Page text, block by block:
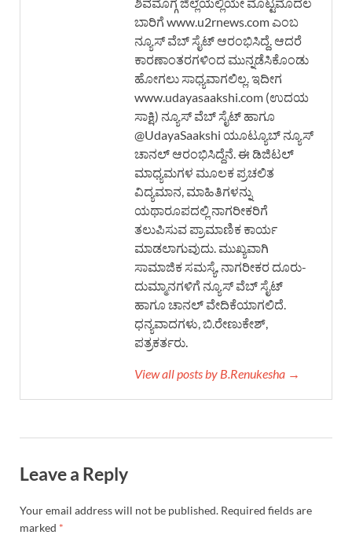
ಶಿವಮೊಗ್ಗ ಜಿಲ್ಲೆಯಲ್ಲಿಯೇ ಮೊಟ್ಟಮೊದಲ
ಬಾರಿಗೆ www.u2rnews.com ಎಂಬ
ನ್ಯೂಸ್ ವೆಬ್ ಸೈಟ್ ಆರಂಭಿಸಿದ್ದೆ. ಆದರೆ
ಕಾರಣಾಂತರಗಳಿಂದ ಮುನ್ನಡೆಸಿಕೊಂಡು
ಹೋಗಲು ಸಾಧ್ಯವಾಗಲಿಲ್ಲ. ಇದೀಗ
www.udayasaakshi.com (ಉದಯ
ಸಾಕ್ಷಿ) ನ್ಯೂಸ್ ವೆಬ್ ಸೈಟ್ ಹಾಗೂ
@UdayaSaakshi ಯೂಟ್ಯೂಬ್ ನ್ಯೂಸ್
ಚಾನಲ್ ಆರಂಭಿಸಿದ್ದೆನೆ. ಈ ಡಿಜಿಟಲ್
ಮಾಧ್ಯಮಗಳ ಮೂಲಕ ಪ್ರಚಲಿತ
ವಿದ್ಯಮಾನ, ಮಾಹಿತಿಗಳನ್ನು
ಯಥಾರೂಪದಲ್ಲಿ ನಾಗರೀಕರಿಗೆ
ತಲುಪಿಸುವ ಪ್ರಾಮಾಣಿಕ ಕಾರ್ಯ
ಮಾಡಲಾಗುವುದು. ಮುಖ್ಯವಾಗಿ
ಸಾಮಾಜಿಕ ಸಮಸ್ಯೆ, ನಾಗರೀಕರ ದೂರು-
ದುಮ್ಮಾನಗಳಿಗೆ ನ್ಯೂಸ್ ವೆಬ್ ಸೈಟ್
ಹಾಗೂ ಚಾನಲ್ ವೇದಿಕೆಯಾಗಲಿದೆ.
ಧನ್ಯವಾದಗಳು, ಬಿ.ರೇಣುಕೇಶ್,
ಪತ್ರಕರ್ತರು.
View all posts by B.Renukesha →
Leave a Reply
Your email address will not be published. Required fields are
marked *